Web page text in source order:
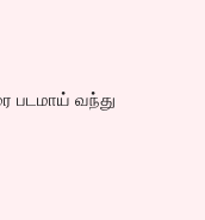
படமாய் வந்து